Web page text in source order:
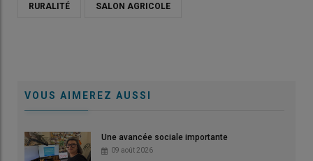
RURALITÉ SALON AGRICOLE
VOUS AIMEREZ AUSSI
Une avancée sociale importante
09 août 2026